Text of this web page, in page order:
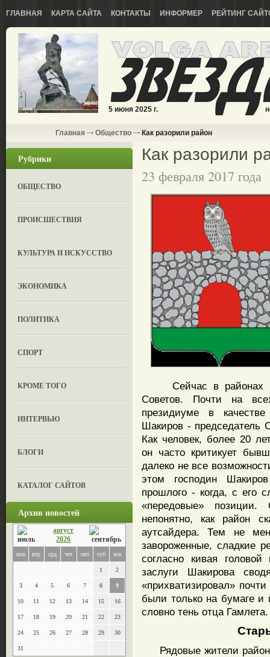
ГЛАВНАЯ КАРТА САЙТА КОНТАКТЫ ИНФОРМЕР РЕЙТИНГ
5 июня 2025 г.
Главная Общество Как разорили район
Рубрики
ОБЩЕСТВО
ПРОИСШЕСТВИЯ
КУЛЬТУРА И ИСКУССТВО
ЭКОНОМИКА
ПОЛИТИКА
СПОРТ
КРОМЕ ТОГО
ИНТЕРВЬЮ
БЛОГИ
КАТАЛОГ САЙТОВ
Архив новостей
август
2026
пон втр срд чет пят суб вск
1 2
3 4 5 6 7 8 9
10 11 12 13 14 15 16
17 18 19 20 21 22 23
24 25 26 27 28 29 30
31
Как разорили
23 февраля 2017 года
Сейчас в районах
Советов. Почти на
президиуме в
Шакиров - председатель
Как человек, более 20
он часто критикует
далеко не все
этом господин
прошлого - когда, с его
«передовые»
непонятно, как район
аутсайдера. Тем не
завороженные, сладкие
согласно кивая
заслуги Шакирова
«прихватизировал»
были только на бумаге и
словно тень отца Гамлета.
Рядовые жители